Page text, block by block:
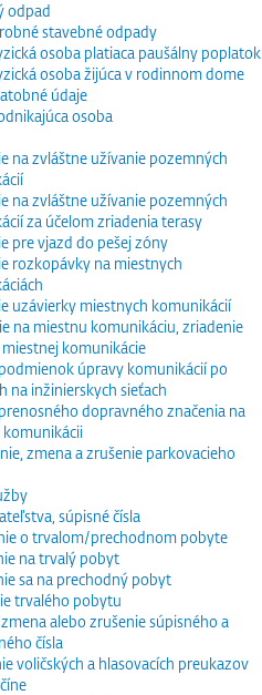
odpad
stavebné odpady
osoba platiaca paušálny poplatok
osoba žijúca v rodinnom dome
údaje
osoba
na zvláštne užívanie pozemných
na zvláštne užívanie pozemných
za účelom zriadenia terasy
pre vjazd do pešej zóny
rozkopávky na miestnych
uzávierky miestnych komunikácií
na miestnu komunikáciu, zriadenie
komunikácie
úpravy komunikácií po
na inžinierskych sieťach
dopravného značenia na
komunikácii
zmena a zrušenie parkovacieho
súpisné čísla
o trvalom/prechodnom pobyte
na trvalý pobyt
sa na prechodný pobyt
trvalého pobytu
alebo zrušenie súpisného a
čísla
voličských a hlasovacích preukazov